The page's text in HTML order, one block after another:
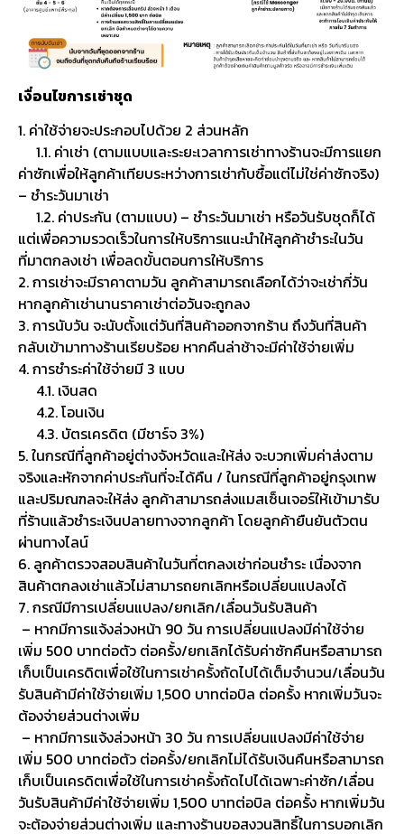
เงื่อนไขการเช่าชุด
1. ค่าใช้จ่ายจะประกอบไปด้วย 2 ส่วนหลัก
1.1. ค่าเช่า (ตามแบบและระยะเวลาการเช่าทางร้านจะมีการแยก
ค่าซักเพื่อให้ลูกค้าเทียบระหว่างการเช่ากับซื้อแต่ไม่ใช่ค่าซักจริง)
– ชำระวันมาเช่า
1.2. ค่าประกัน (ตามแบบ) – ชำระวันมาเช่า หรือวันรับชุดก็ได้
แต่เพื่อความรวดเร็วในการให้บริการแนะนำให้ลูกค้าชำระในวัน
ที่มาตกลงเช่า เพื่อลดขั้นตอนการให้บริการ
2. การเช่าจะมีราคาตามวัน ลูกค้าสามารถเลือกได้ว่าจะเช่ากี่วัน
หากลูกค้าเช่านานราคาเช่าต่อวันจะถูกลง
3. การนับวัน จะนับตั้งแต่วันที่สินค้าออกจากร้าน ถึงวันที่สินค้า
กลับเข้ามาทางร้านเรียบร้อย หากคืนล่าช้าจะมีค่าใช้จ่ายเพิ่ม
4. การชำระค่าใช้จ่ายมี 3 แบบ
4.1. เงินสด
4.2. โอนเงิน
4.3. บัตรเครดิต (มีชาร์จ 3%)
5. ในกรณีที่ลูกค้าอยู่ต่างจังหวัดและให้ส่ง จะบวกเพิ่มค่าส่งตาม
จริงและหักจากค่าประกันที่จะได้คืน / ในกรณีที่ลูกค้าอยู่กรุงเทพ
และปริมณฑลจะให้ส่ง ลูกค้าสามารถส่งแมสเซ็นเจอร์ให้เข้ามารับ
ที่ร้านแล้วชำระเงินปลายทางจากลูกค้า โดยลูกค้ายืนยันตัวตน
ผ่านทางไลน์
6. ลูกค้าตรวจสอบสินค้าในวันที่ตกลงเช่าก่อนชำระ เนื่องจาก
สินค้าตกลงเช่าแล้วไม่สามารถยกเลิกหรือเปลี่ยนแปลงได้
7. กรณีมีการเปลี่ยนแปลง/ยกเลิก/เลื่อนวันรับสินค้า
– หากมีการแจ้งล่วงหน้า 90 วัน การเปลี่ยนแปลงมีค่าใช้จ่าย
เพิ่ม 500 บาทต่อตัว ต่อครั้ง/ยกเลิกได้รับค่าซักคืนหรือสามารถ
เก็บเป็นเครดิตเพื่อใช้ในการเช่าครั้งถัดไปได้เต็มจำนวน/เลื่อนวัน
รับสินค้ามีค่าใช้จ่ายเพิ่ม 1,500 บาทต่อบิล ต่อครั้ง หากเพิ่มวันจะ
ต้องจ่ายส่วนต่างเพิ่ม
– หากมีการแจ้งล่วงหน้า 30 วัน การเปลี่ยนแปลงมีค่าใช้จ่าย
เพิ่ม 500 บาทต่อตัว ต่อครั้ง/ยกเลิกไม่ได้รับเงินคืนหรือสามารถ
เก็บเป็นเครดิตเพื่อใช้ในการเช่าครั้งถัดไปได้เฉพาะค่าซัก/เลื่อน
วันรับสินค้ามีค่าใช้จ่ายเพิ่ม 1,500 บาทต่อบิล ต่อครั้ง หากเพิ่มวัน
จะต้องจ่ายส่วนต่างเพิ่ม และทางร้านขอสงวนสิทธิ์ในการบอกเลิก